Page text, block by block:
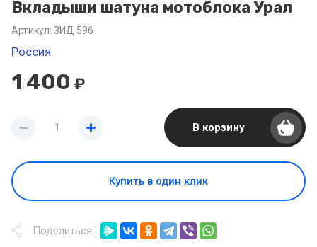
Вкладыши шатуна мотоблока Урал
Артикул: ЗИД 596
Россия
1 400 ₽
В корзину
Купить в один клик
Поделиться: